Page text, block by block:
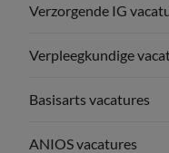
Verzorgende IG
Verpleegkundige
Basisarts vacatures
ANIOS vacatures